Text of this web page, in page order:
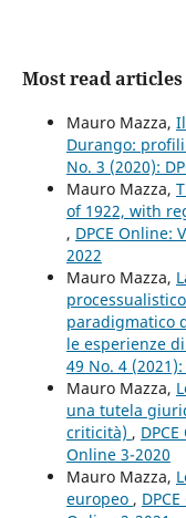
Most read
Mauro Mazza,
Durango:
No. 3 (2020):
Mauro Mazza,
of 1922, with
, DPCE Online:
2022
Mauro Mazza,
paradigmatico
le esperienze
49 No. 4 (2021):
Mauro Mazza,
una tutela
criticità) ,
Online 3-2020
Mauro Mazza,
europeo ,